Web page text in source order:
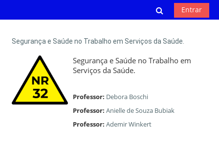
Alternar
Entrar
Segurança e Saúde no Trabalho em Serviços da Saúde.
Segurança e Saúde no Trabalho em
Serviços da Saúde.
Professor: Debora Boschi
Professor:Anielle de Souza Bubiak
Professor:Ademir Winkert